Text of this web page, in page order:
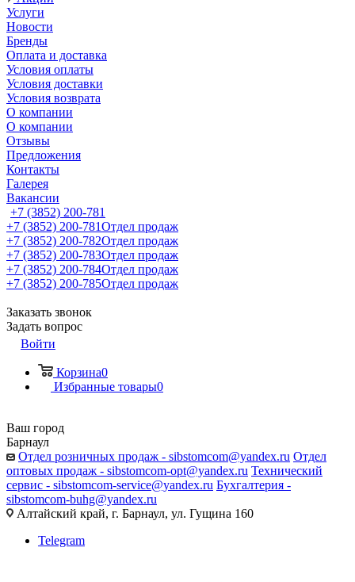
Услуги
Новости
Бренды
Оплата и доставка
Условия оплаты
Условия доставки
Условия возврата
О компании
О компании
Отзывы
Предложения
Контакты
Галерея
Вакансии
+7 (3852) 200-781
+7 (3852) 200-781Отдел продаж
+7 (3852) 200-782Отдел продаж
+7 (3852) 200-783Отдел продаж
+7 (3852) 200-784Отдел продаж
+7 (3852) 200-785Отдел продаж
Заказать звонок
Задать вопрос
Войти
Корзина0
Избранные товары0
Ваш город
Барнаул
Отдел розничных продаж - sibstomcom@yandex.ru Отдел
оптовых продаж - sibstomcom-opt@yandex.ru Технический
сервис - sibstomcom-service@yandex.ru Бухгалтерия -
sibstomcom-buhg@yandex.ru
Алтайский край, г. Барнаул, ул. Гущина 160
Telegram